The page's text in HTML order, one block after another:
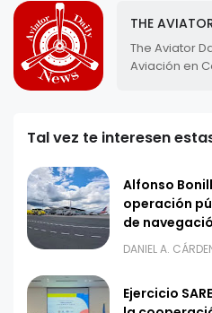
THE
The Aviator
Aviación en
Tal vez te interesen
Alfonso
operación
de
DANIEL A.
Ejercicio